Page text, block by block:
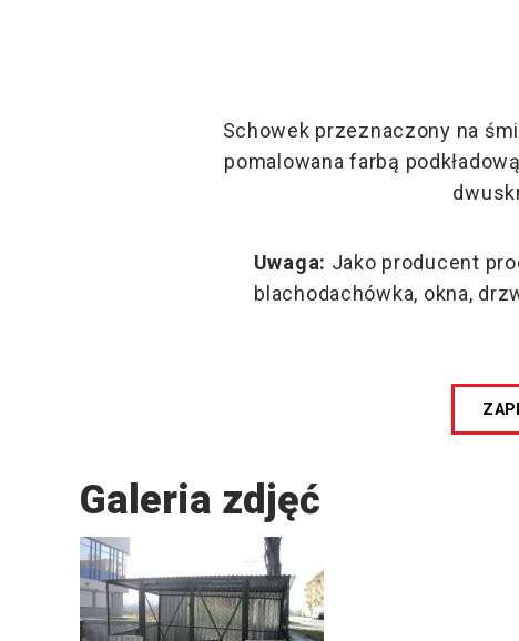
Schowek przeznaczony na
pomalowana farbą
Uwaga: Jako producent
blachodachówka, okna,
Galeria zdjęć